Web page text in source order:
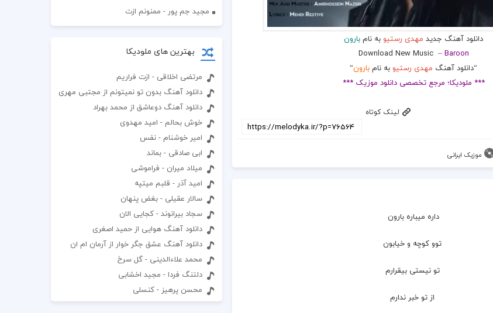
دانلود آهنگ جدید مهدی رستیوبه نامبارون
Download New Music –Baroon
“دانلود آهنگ مهدی رستیوبه نامبارون“
*** ملودیکا؛ مرجع تخصصی دانلود موزیک ***
لینک کوتاه
موزیک ایرانی
داره میباره بارون
توو کوچه و خیابون
تو نیستی بیقرارم
از تو خبر ندارم
مجید جم پور - ممنونم ازت
بهترین های ملودیکا
مرتضی اخلاقی - ازت فراریم
دانلود آهنگ بدون تو نمیتونم از مجتبی مهری
دانلود آهنگ دوعاشق از محمد بهراد
خوش بحالم - امید مهدوی
امیر خوشنام - نفس
ابی صادقی - بماند
میلاد میران - فراموشی
امید آذر - قلبم میتپه
سالار عقیلی - بغض پنهان
سجاد بیرانوند - کجایی الان
دانلود آهنگ هوایی از حمید اصغری
دانلود آهنگ عشق جگر خوار از آرمان ام ان
محمد علاءالدینی - گل سرخ
دلتنگ فردا - مجید اخشابی
محسن پرهیز - کنسلی